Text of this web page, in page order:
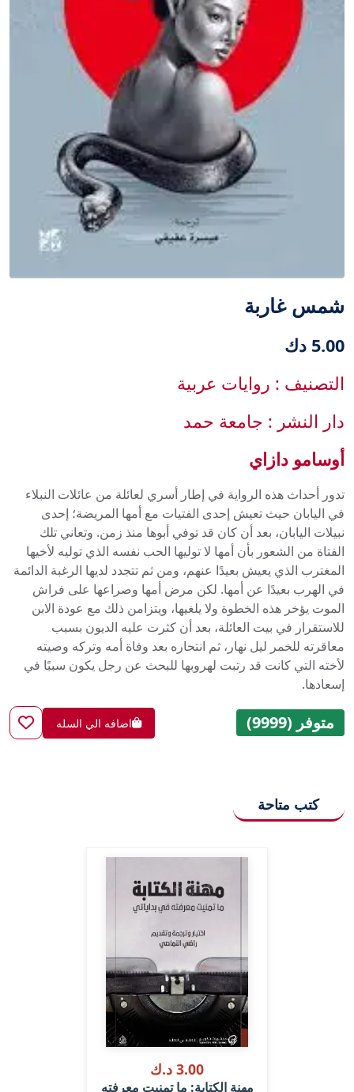
‫شمس غاربة‬
5.00 دك
التصنيف : روايات عربية
دار النشر : جامعة حمد‎
أوسامو دازاي
تدور أحداث هذه الرواية في إطار أسري لعائلة من عائلات النبلاء
في اليابان حيث تعيش إحدى الفتيات مع أمها المريضة؛ إحدى
نبيلات اليابان، بعد أن كان قد توفي أبوها منذ زمن. وتعاني تلك
الفتاة من الشعور بأن أمها لا توليها الحب نفسه الذي توليه لأخيها
المغترب الذي يعيش بعيدًا عنهم، ومن ثم تتجدد لديها الرغبة الدائمة
في الهرب بعيدًا عن أمها. لكن مرض أمها وصراعها على فراش
الموت يؤخر هذه الخطوة ولا يلغيها، ويتزامن ذلك مع عودة الابن
للاستقرار في بيت العائلة، بعد أن كثرت عليه الديون بسبب
معاقرته للخمر ليل نهار، ثم انتحاره بعد وفاة أمه وتركه وصيته
لأخته التي كانت قد رتبت لهروبها للبحث عن رجل يكون سببًا في
إسعادها.
متوفر (9999) اضافه الي السله
كتب متاحة
3.00 د.ك
مهنة الكتابة: ما تمنيت معرفته